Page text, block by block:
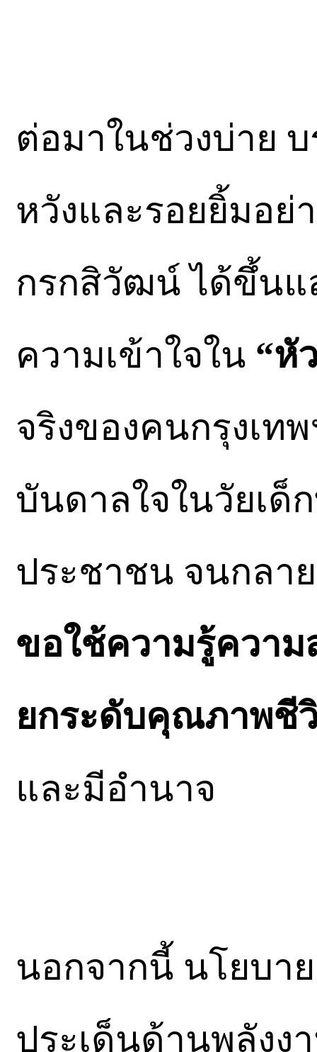
ต่อมาในช่วงบ่าย
หวังและรอยยิ้มอย่
กรกสิวัฒน์ ได้ขึ้นแ
ความเข้าใจใน “หั
จริงของคนกรุงเท
บันดาลใจในวัยเด็
ประชาชน จนกลา
ขอใช้ความรู้ความ
ยกระดับคุณภาพชี
และมีอำนาจ
นอกจากนี้ นโยบา
ประเด็นด้านพลัง